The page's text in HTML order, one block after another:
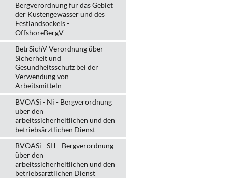
Bergverordnung für das Gebiet
der Küstengewässer und des
Festlandsockels -
OffshoreBergV
BetrSichV Verordnung über
Sicherheit und
Gesundheitsschutz bei der
Verwendung von
Arbeitsmitteln
BVOASi - Ni - Bergverordnung
über den
arbeitssicherheitlichen und den
betriebsärztlichen Dienst
BVOASi - SH - Bergverordnung
über den
arbeitssicherheitlichen und den
betriebsärztlichen Dienst